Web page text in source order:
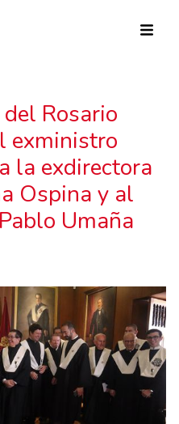
Rosario
exministro
la exdirectora
Ospina y al
Umaña